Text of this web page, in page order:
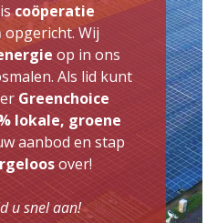
coöperatie
opgericht. Wij
op in ons
Als lid kunt
Greenchoice
lokale, groene
aanbod en stap
over!
u snel aan!